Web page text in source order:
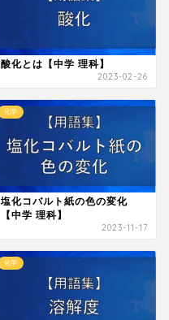
酸化とは【中学 理科】
2023-02-26
化学
塩化コバルト紙の色の変化
【中学 理科】
2023-11-17
化学